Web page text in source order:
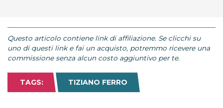
Questo articolo contiene link di affiliazione. Se clicchi su
uno di questi link e fai un acquisto, potremmo ricevere una
commissione senza alcun costo aggiuntivo per te.
TAGS: TIZIANO FERRO